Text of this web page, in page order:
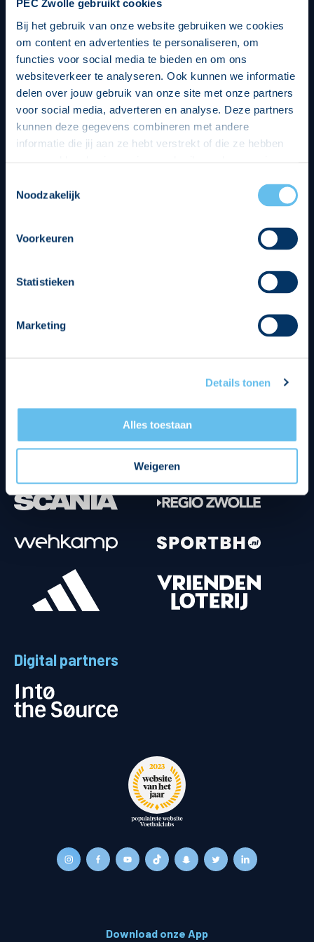
PEC Zwolle gebruikt cookies
Bij het gebruik van onze website gebruiken we cookies
om content en advertenties te personaliseren, om
functies voor social media te bieden en om ons
websiteverkeer te analyseren. Ook kunnen we informatie
delen over jouw gebruik van onze site met onze partners
voor social media, adverteren en analyse. Deze partners
kunnen deze gegevens combineren met andere
informatie die jij aan ze hebt verstrekt of die ze hebben
op een veilige en integere wijze. Je kunt je toestemming
beheren op de privacy- en cookieverklaring pagina.
Noodzakelijk
Voorkeuren
Statistieken
Marketing
Details tonen
Alles toestaan
Weigeren
Digital partners
Download onze App